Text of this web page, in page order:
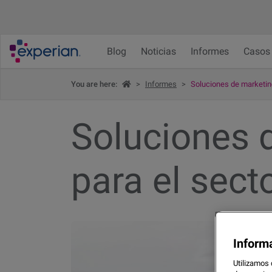
Blog Noticias Informes
You are here: > Informes > Soluciones de
Soluciones
para el
Utilizamos